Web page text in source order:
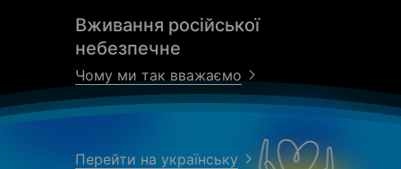
Вживання російської
небезпечне
Чому ми так вважаємо
Перейти на українську